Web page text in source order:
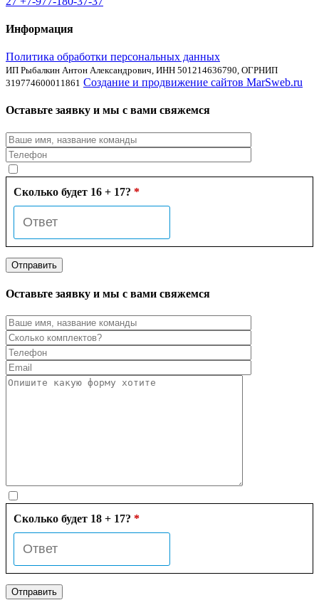
Информация
Политика обработки персональных данных
ИП Рыбалкин Антон Александрович, ИНН 501214636790, ОГРНИП
319774600011861 Создание и продвижение сайтов MarSweb.ru
Оставьте заявку и мы с вами свяжемся
Сколько будет 16 + 17? *
Оставьте заявку и мы с вами свяжемся
Сколько будет 18 + 17? *